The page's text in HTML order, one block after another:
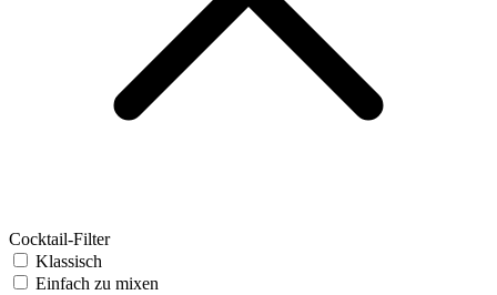
Cocktail-Filter
Klassisch
Einfach zu mixen